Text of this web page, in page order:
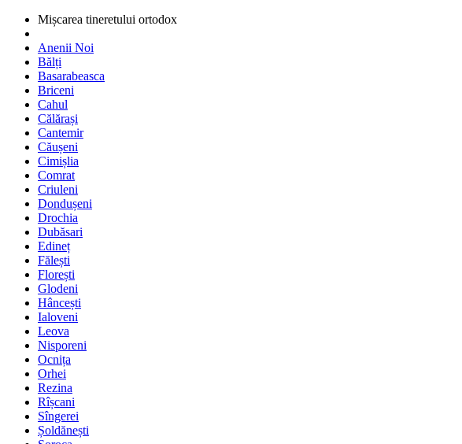
Mișcarea tineretului ortodox
Anenii Noi
Bălți
Basarabeasca
Briceni
Cahul
Călărași
Cantemir
Căușeni
Cimișlia
Comrat
Criuleni
Dondușeni
Drochia
Dubăsari
Edineț
Fălești
Florești
Glodeni
Hâncești
Ialoveni
Leova
Nisporeni
Ocnița
Orhei
Rezina
Rîșcani
Sîngerei
Șoldănești